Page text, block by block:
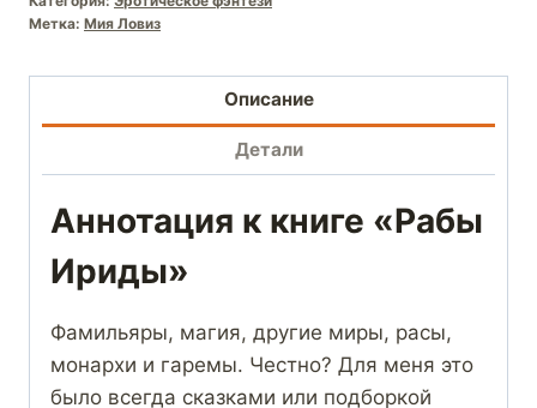
Метка: Мия Ловиз
Описание
Детали
Аннотация к книге «Рабы
Ириды»
Фамильяры, магия, другие миры, расы,
монархи и гаремы. Честно? Для меня это
было всегда сказками или подборкой